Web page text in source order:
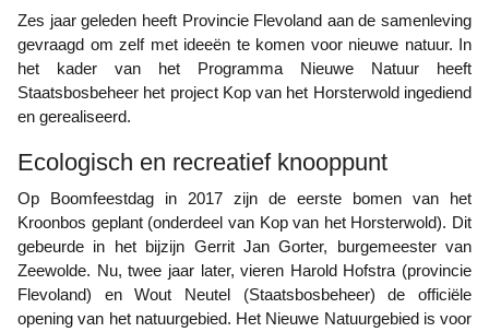
Zes jaar geleden heeft Provincie Flevoland aan de samenleving
gevraagd om zelf met ideeën te komen voor nieuwe natuur. In
het kader van het Programma Nieuwe Natuur heeft
Staatsbosbeheer het project Kop van het Horsterwold ingediend
en gerealiseerd.
Ecologisch en recreatief knooppunt
Op Boomfeestdag in 2017 zijn de eerste bomen van het
Kroonbos geplant (onderdeel van Kop van het Horsterwold). Dit
gebeurde in het bijzijn Gerrit Jan Gorter, burgemeester van
Zeewolde. Nu, twee jaar later, vieren Harold Hofstra (provincie
Flevoland) en Wout Neutel (Staatsbosbeheer) de officiële
opening van het natuurgebied. Het Nieuwe Natuurgebied is voor